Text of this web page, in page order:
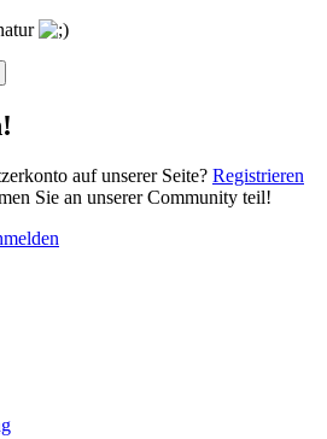
auf unserer Seite? Registrieren
Sie an unserer Community teil!